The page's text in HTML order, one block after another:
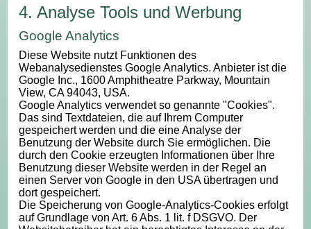
4. Analyse Tools und Werbung
Google Analytics
Diese Website nutzt Funktionen des
Webanalysedienstes Google Analytics. Anbieter ist die
Google Inc., 1600 Amphitheatre Parkway, Mountain
View, CA 94043, USA.
Google Analytics verwendet so genannte "Cookies".
Das sind Textdateien, die auf Ihrem Computer
gespeichert werden und die eine Analyse der
Benutzung der Website durch Sie ermöglichen. Die
durch den Cookie erzeugten Informationen über Ihre
Benutzung dieser Website werden in der Regel an
einen Server von Google in den USA übertragen und
dort gespeichert.
Die Speicherung von Google-Analytics-Cookies erfolgt
auf Grundlage von Art. 6 Abs. 1 lit. f DSGVO. Der